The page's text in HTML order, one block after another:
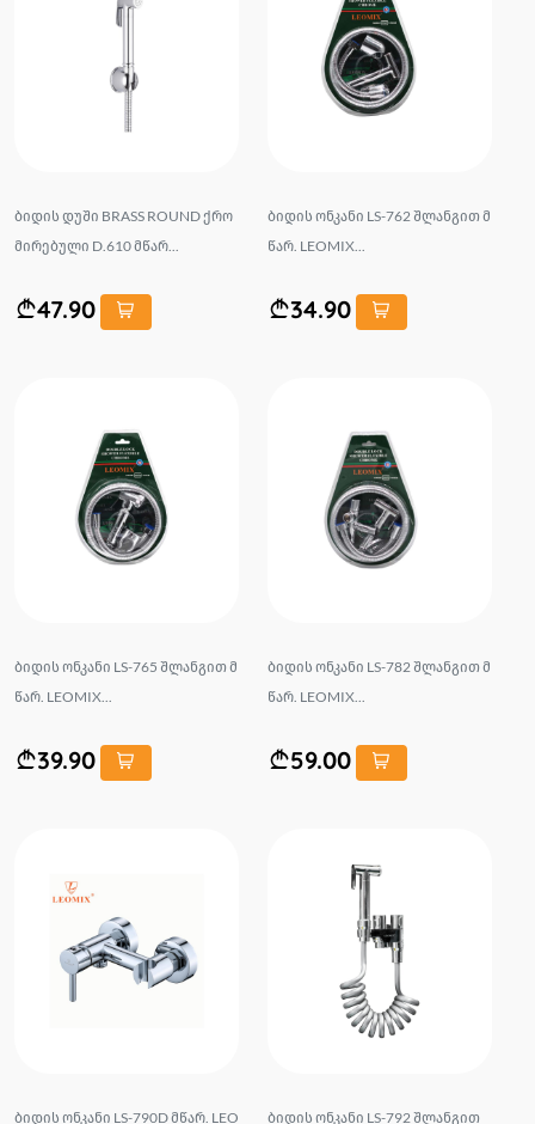
ბიდის დუში BRASS ROUND ქრო
მირებული D.610 მწარ...
47.90
ბიდის ონკანი LS-762 შლანგით მ
წარ. LEOMIX...
34.90
ბიდის ონკანი LS-765 შლანგით მ
წარ. LEOMIX...
39.90
ბიდის ონკანი LS-782 შლანგით მ
წარ. LEOMIX...
59.00
ბიდის ონკანი LS-790D მწარ. LEO
ბიდის ონკანი LS-792 შლანგით